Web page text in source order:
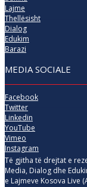
Lajme
Thellësisht
Dialog
Edukim
Barazi
MEDIA SOCIALE
Facebook
Twitter
Linkedin
YouTube
Vimeo
Instagram
Të gjitha të drejtat e
Media, Dialog dhe
e Lajmeve Kosova Live